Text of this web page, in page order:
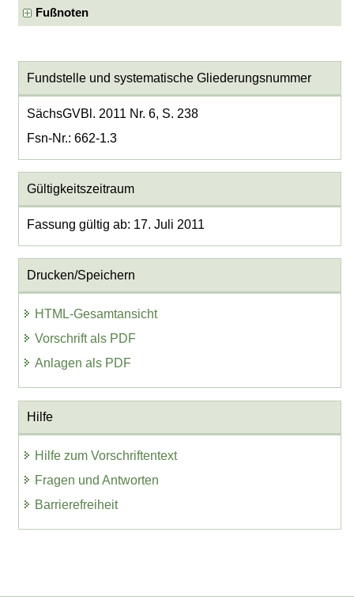
Fußnoten
Fundstelle und systematische Gliederungsnummer
SächsGVBl. 2011 Nr. 6, S. 238
Fsn-Nr.: 662-1.3
Gültigkeitszeitraum
Fassung gültig ab: 17. Juli 2011
Drucken/Speichern
HTML-Gesamtansicht
Vorschrift als PDF
Anlagen als PDF
Hilfe
Hilfe zum Vorschriftentext
Fragen und Antworten
Barrierefreiheit